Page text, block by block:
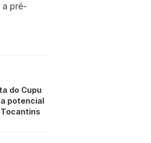
a pré-
do Cupu
potencial